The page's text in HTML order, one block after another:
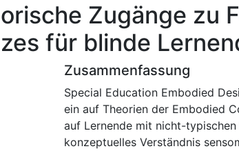
Zugänge zu
für blinde
Zusammenfassung
Special Education Embodied
ein auf Theorien der Embodied
auf Lernende mit nicht-
konzeptuelles Verständnis